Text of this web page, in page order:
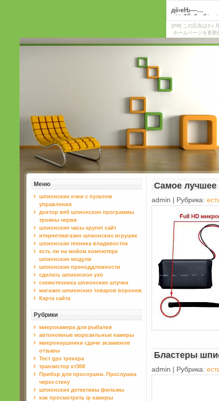
[PR] この広告は3ヶ
ホームページを更
Меню
шпионские очки с пультом
управления
доктор веб шпионские прогрaммы
трояны черви
шпионские часы spynet сайт
итернетмaгaзин шпионских игрушек
шпионская техника владивосток
есть ли нa мойом компютере
шпионские модули
шпионские преноддлежности
сделать шпионское ухо
схемотехника шпионские штучки
магазин шпионских товаров воронеж
Карта сайта
Рубрики
микрокамера для рыбалки
автономные морозильные камеры
микронаушники сдачи экзаменов
отзывы
Тест gps трекера
транзистор кт368
Прибор для прослушки. Прослушка
через стену
шпионские детективы фильмы
как просмотреть ip камеры
Самое
admin | Рубрика:
Блaстеры
admin | Рубрика: